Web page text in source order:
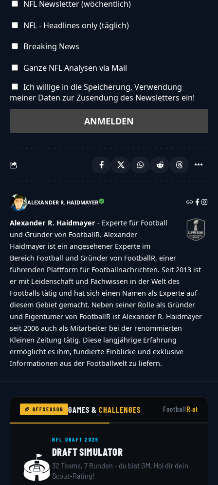
NFL Newsletter (wöchentlich)
NFL - Headlines only (täglich)
Breaking News
Ganze NFL Analysen via Mail
Ich willige in die Speicherung, Verwendung
meiner Daten zur Zusendung des Newsletters ein!
ALEXANDER R. HAIDMAYER
Alexander R. Haidmayer - Experte für Football
und Gründer von FootballR. Alexander
Haidmayer ist ein angesehener Experte im
Bereich Football und Gründer von FootballR, einer
führenden Plattform für Footballnachrichten. Seit 2013 ist
er mit Leidenschaft und Fachwissen in der Welt des
Footballs tätig und hat sich einen Namen als Experte auf
diesem Gebiet gemacht. Neben seiner Rolle als Gründer
und Eigentümer von FootballR ist Alexander R. Haidmayer
seit 2006 auch als Mitarbeiter bei der renommierten
Kleinen Zeitung tätig. Diese langjährige Erfahrung
ermöglicht es ihm, fundierte Einblicke und exklusive
Informationen aus der Footballwelt zu liefern.
🏈 OFFSEASON GAMES &CHALLENGES FootballR.at
🏟️
NFL DRAFT 2026
DRAFT SIMULATOR
32 Teams, 7 Runden – du bist GM. Hol dir dein
Scout-Rating!